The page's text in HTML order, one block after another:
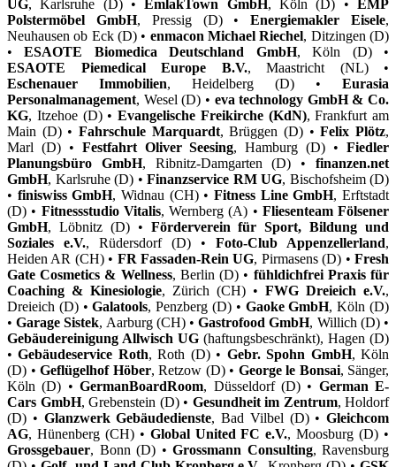
UG, Karlsruhe (D) •EmlakTown GmbH, Köln (D) •EMP
Polstermöbel GmbH, Pressig (D) •Energiemakler Eisele,
Neuhausen ob Eck (D) • enmacon Michael Riechel, Ditzingen (D)
•ESAOTE Biomedica Deutschland GmbH, Köln (D) •
ESAOTE Piemedical Europe B.V., Maastricht (NL) •
Eschenauer Immobilien, Heidelberg (D) • Eurasia
Personalmanagement, Wesel (D) • eva technology GmbH & Co.
KG, Itzehoe (D) • Evangelische Freikirche (KdN), Frankfurt am
Main (D) • Fahrschule Marquardt, Brüggen (D) •Felix Plötz,
Marl (D) • Festfahrt Oliver Seesing, Hamburg (D) •Fiedler
Planungsbüro GmbH, Ribnitz-Damgarten (D) •finanzen.net
GmbH, Karlsruhe (D) • Finanzservice RM UG, Bischofsheim (D)
• finiswiss GmbH, Widnau (CH) •Fitness Line GmbH, Erftstadt
(D) • Fitnessstudio Vitalis, Wernberg (A) • Fliesenteam Fölsener
GmbH, Löbnitz (D) • Förderverein für Sport, Bildung und
Soziales e.V., Rüdersdorf (D) • Foto-Club Appenzellerland,
Heiden AR (CH) • FR Fassaden-Rein UG, Pirmasens (D) •Fresh
Gate Cosmetics & Wellness, Berlin (D) • fühldichfrei Praxis für
Coaching & Kinesiologie, Zürich (CH) • FWG Dreieich e.V.,
Dreieich (D) •Galatools, Penzberg (D) • Gaoke GmbH, Köln (D)
•Garage Sistek, Aarburg (CH) •Gastrofood GmbH, Willich (D) •
Gebäudereinigung Allwisch UG (haftungsbeschränkt), Hagen (D)
•Gebäudeservice Roth, Roth (D) • Gebr. Spohn GmbH, Köln
(D) • Geflügelhof Höber, Retzow (D) • George le Bonsai, Sänger,
Köln (D) •GermanBoardRoom, Düsseldorf (D) • German E-
Cars GmbH, Grebenstein (D) • Gesundheit im Zentrum, Holdorf
(D) • Glanzwerk Gebäudedienste, Bad Vilbel (D) • Gleichcom
AG, Hünenberg (CH) • Global United FC e.V., Moosburg (D) •
Grossgebauer, Bonn (D) • Grossmann Consulting, Ravensburg